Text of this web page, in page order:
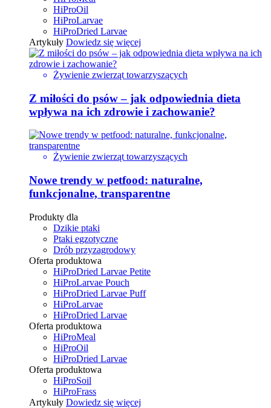
HiProOil
HiProLarvae
HiProDried Larvae
Artykuły Dowiedz się więcej
Żywienie zwierząt towarzyszących
Z miłości do psów – jak odpowiednia dieta
wpływa na ich zdrowie i zachowanie?
Żywienie zwierząt towarzyszących
Nowe trendy w petfood: naturalne,
funkcjonalne, transparentne
Produkty dla
Dzikie ptaki
Ptaki egzotyczne
Drób przyzagrodowy
Oferta produktowa
HiProDried Larvae Petite
HiProLarvae Pouch
HiProDried Larvae Puff
HiProLarvae
HiProDried Larvae
Oferta produktowa
HiProMeal
HiProOil
HiProDried Larvae
Oferta produktowa
HiProSoil
HiProFrass
Artykuły Dowiedz się więcej